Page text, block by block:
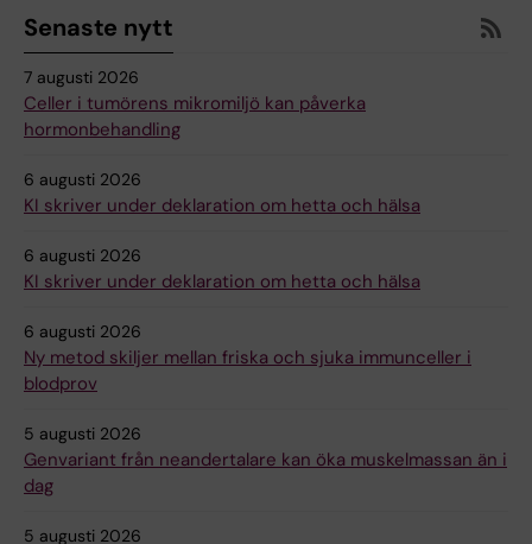
Senaste nytt
7 augusti 2026
Celler i tumörens mikromiljö kan påverka
hormonbehandling
6 augusti 2026
KI skriver under deklaration om hetta och hälsa
6 augusti 2026
KI skriver under deklaration om hetta och hälsa
6 augusti 2026
Ny metod skiljer mellan friska och sjuka immunceller i
blodprov
5 augusti 2026
Genvariant från neandertalare kan öka muskelmassan än i
dag
5 augusti 2026